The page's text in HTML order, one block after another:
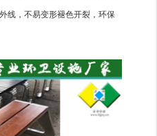
线，不易变形褪色开裂，环保